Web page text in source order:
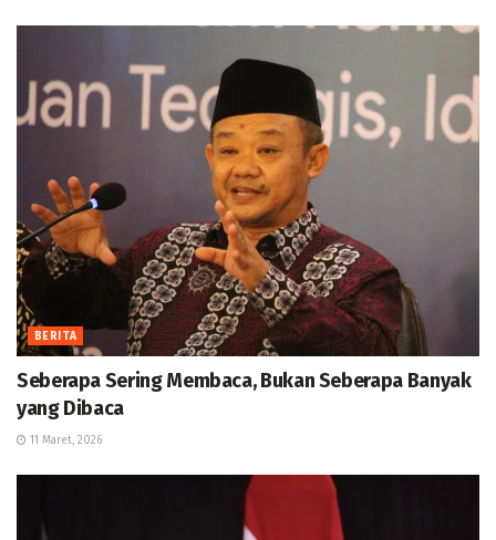
BERITA
Seberapa Sering Membaca, Bukan Seberapa Banyak
yang Dibaca
11 Maret, 2026